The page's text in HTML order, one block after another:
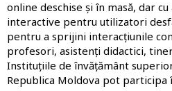
online deschise și în masă, dar
interactive pentru utilizatori
pentru a sprijini interacțiunile
profesori, asistenți didactici,
Instituțiile de învățământ
Republica Moldova pot